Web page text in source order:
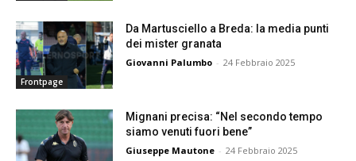
Frontpage
Da Martusciello a Breda: la media punti
dei mister granata
Giovanni Palumbo - 24 Febbraio 2025
Mignani precisa: “Nel secondo tempo
siamo venuti fuori bene”
Giuseppe Mautone - 24 Febbraio 2025